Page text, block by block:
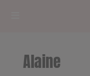
RADIOPLAYER
Alaine